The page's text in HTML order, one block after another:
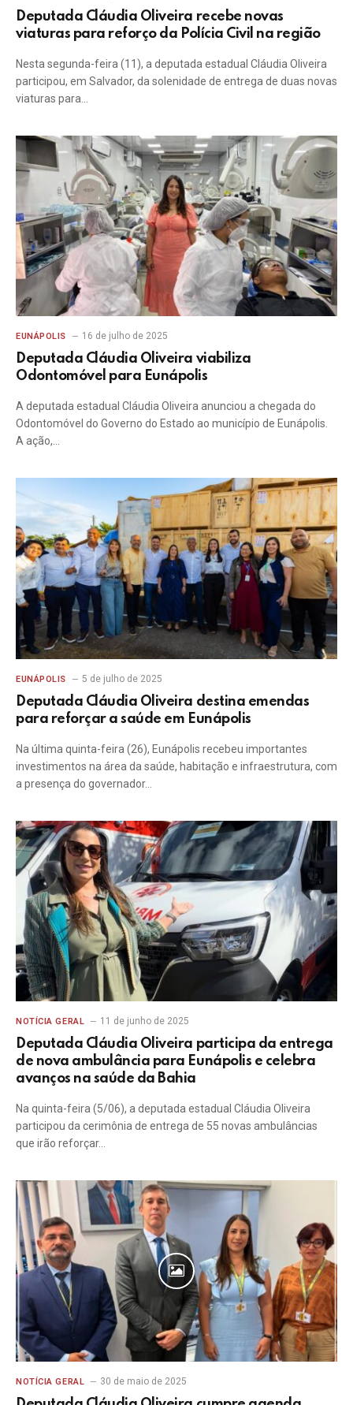
Deputada Cláudia Oliveira recebe novas
viaturas para reforço da Polícia Civil na região
Nesta segunda-feira (11), a deputada estadual Cláudia Oliveira
participou, em Salvador, da solenidade de entrega de duas novas
viaturas para…
EUNÁPOLIS 16 de julho de 2025
Deputada Cláudia Oliveira viabiliza
Odontomóvel para Eunápolis
A deputada estadual Cláudia Oliveira anunciou a chegada do
Odontomóvel do Governo do Estado ao município de Eunápolis.
A ação,…
EUNÁPOLIS 5 de julho de 2025
Deputada Cláudia Oliveira destina emendas
para reforçar a saúde em Eunápolis
Na última quinta-feira (26), Eunápolis recebeu importantes
investimentos na área da saúde, habitação e infraestrutura, com
a presença do governador…
NOTÍCIA GERAL 11 de junho de 2025
Deputada Cláudia Oliveira participa da entrega
de nova ambulância para Eunápolis e celebra
avanços na saúde da Bahia
Na quinta-feira (5/06), a deputada estadual Cláudia Oliveira
participou da cerimônia de entrega de 55 novas ambulâncias
que irão reforçar…
NOTÍCIA GERAL 30 de maio de 2025